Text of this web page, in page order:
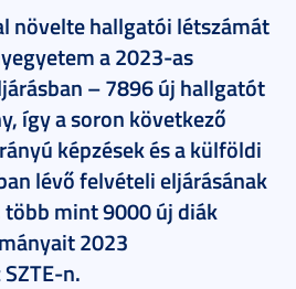
növelte hallgatói létszámát
a 2023-as
– 7896 új hallgatót
így a soron következő
képzések és a külföldi
lévő felvételi eljárásának
mint 9000 új diák
2023
n.